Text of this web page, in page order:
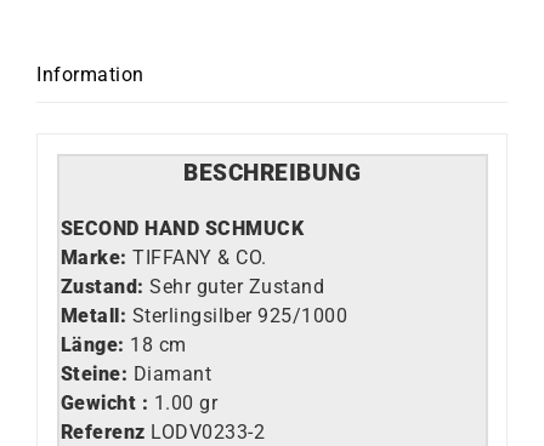
Information
BESCHREIBUNG
SECOND HAND SCHMUCK
Marke: TIFFANY & CO.
Zustand: Sehr guter Zustand
Metall: Sterlingsilber 925/1000
Länge: 18 cm
Steine: Diamant
Gewicht : 1.00 gr
Referenz LODV0233-2